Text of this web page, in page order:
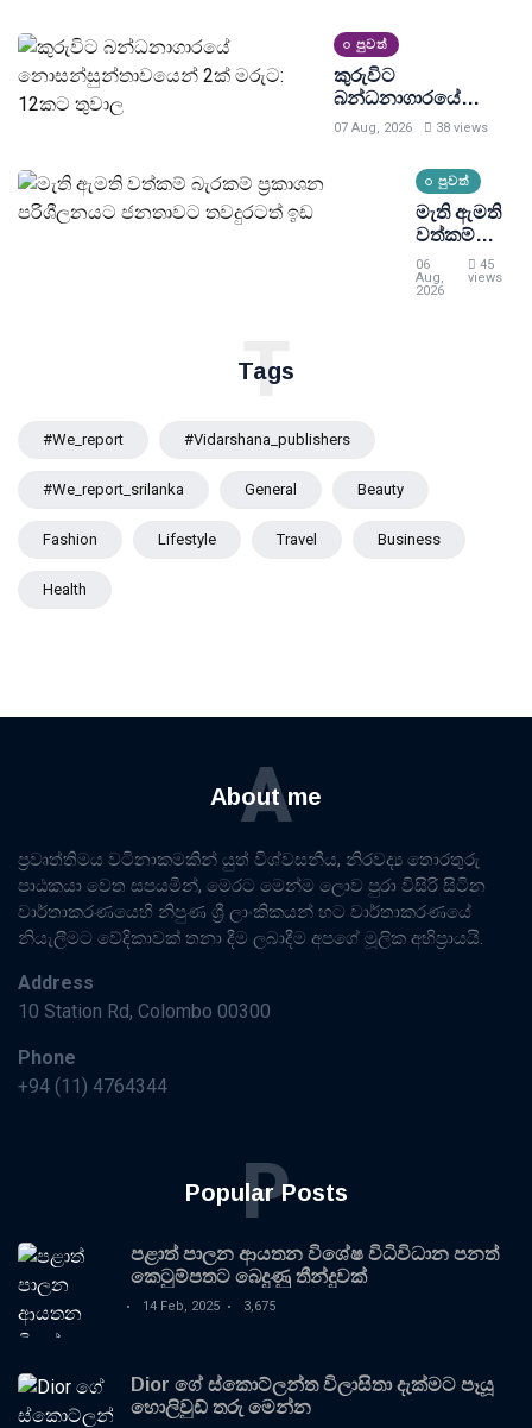
රෝහලට
පුවත්
කුරුවිට
බන්ධනාගාරයේ
නොසන්සුන්තාවයෙන්
07 Aug, 2026 38 views
පුවත්
මැති ඇමති
වත්කම්
බැරකම්
ප්‍රකාශන
06
Aug,
2026
45
views
Tags
T
#we_report #vidarshana_publishers
#we_report_srilanka General Beauty
Fashion Lifestyle Travel Business
Health
About me
A
ප්‍රවෘත්තිමය වටිනාකමකින් යුත් විශ්වසනීය, නිරවද්‍ය තොරතුරු
පාඨකයා වෙත සපයමින්, මෙරට මෙන්ම ලොව පුරා විසිරි සිටින
වාර්තාකරණයෙහි නිපුණ ශ්‍රී ලාංකිකයන් හට වාර්තාකරණයේ
නියැලීමට වේදිකාවක් තනා දීම ලබාදීම අපගේ මූලික අභිප්‍රායයි.
Address
10 Station Rd, Colombo 00300
Phone
+94 (11) 4764344
Popular Posts
P
පළාත් පාලන ආයතන විශේෂ විධිවිධාන පනත්
කෙටුම්පතට බෙදුණු තීන්දුවක්
14 Feb, 2025 3,675
Dior ගේ ස්කොට්ලන්ත විලාසිතා දැක්මට පෑයූ
හොලිවුඩ් තරු මෙන්න